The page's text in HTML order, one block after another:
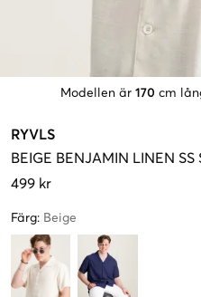
Modellen är 170 cm
RYVLS
BEIGE BENJAMIN LINEN SS
499 kr
Färg: Beige